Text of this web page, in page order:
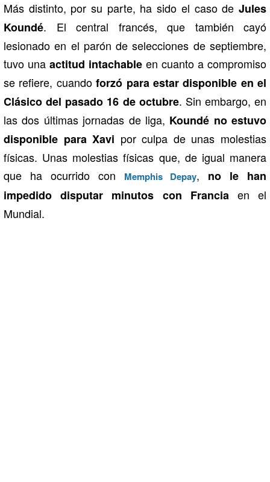
Más distinto, por su parte, ha sido el caso de Jules
Koundé. El central francés, que también cayó
lesionado en el parón de selecciones de septiembre,
tuvo una actitud intachable en cuanto a compromiso
se refiere, cuandoforzó para estar disponible en el
Clásico del pasado 16 de octubre. Sin embargo, en
las dos últimas jornadas de liga, Koundé no estuvo
disponible para Xavi por culpa de unas molestias
físicas. Unas molestias físicas que, de igual manera
que ha ocurrido con
Memphis Depay, no le han
impedido disputar minutos con Francia en el
Mundial.